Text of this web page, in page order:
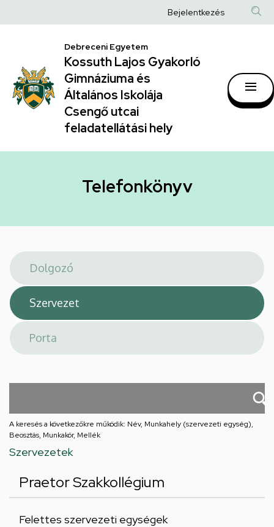
|
Kossuth
Lajos
Gyakorló
Gimnáziuma
Általános
hely
a
Anonim
fiók
Bejelentkezés
Debreceni Egyetem
Kossuth Lajos Gyakorló
Gimnáziuma és
Általános Iskolája
Csengő utcai
feladatellátási hely
Telefonkönyv
A keresés a következőkre működik: Név, Munkahely (szervezeti egység),
Beosztás, Munkakör, Mellék
Szervezetek
Praetor Szakkollégium
Felettes szervezeti egységek